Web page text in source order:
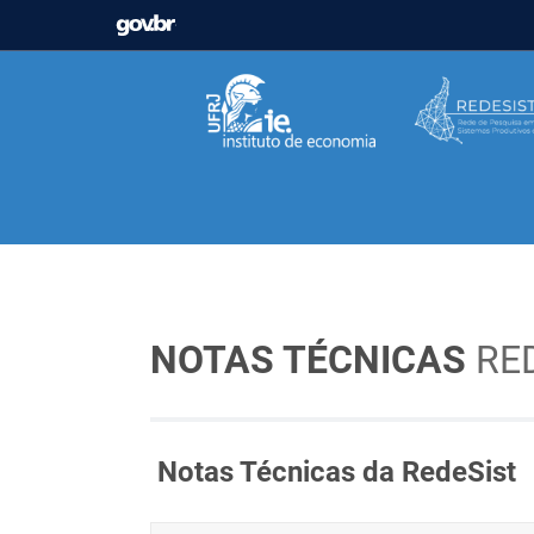
GOVBR
Ministério da Justiça e Segurança
NOTAS TÉCNICAS
Notas Técnicas da RedeSist